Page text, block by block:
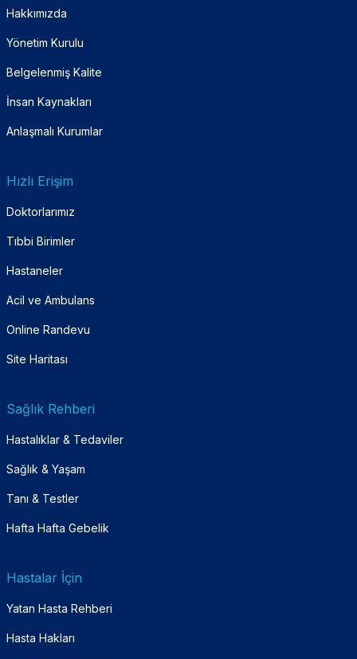
Hakkımızda
Yönetim Kurulu
Belgelenmiş Kalite
İnsan Kaynakları
Anlaşmalı Kurumlar
Hızlı Erişim
Doktorlarımız
Tıbbi Birimler
Hastaneler
Acil ve Ambulans
Online Randevu
Site Haritası
Sağlık Rehberi
Hastalıklar & Tedaviler
Sağlık & Yaşam
Tanı & Testler
Hafta Hafta Gebelik
Hastalar İçin
Yatan Hasta Rehberi
Hasta Hakları